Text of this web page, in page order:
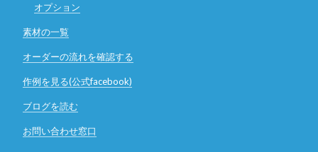
オプション
素材の一覧
オーダーの流れを確認する
作例を見る(公式facebook)
ブログを読む
お問い合わせ窓口